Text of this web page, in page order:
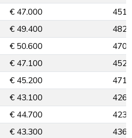
€ 47.000
451
€ 49.400
482
€ 50.600
470
€ 47.100
452
€ 45.200
471
€ 43.100
426
€ 44.700
423
€ 43.300
436